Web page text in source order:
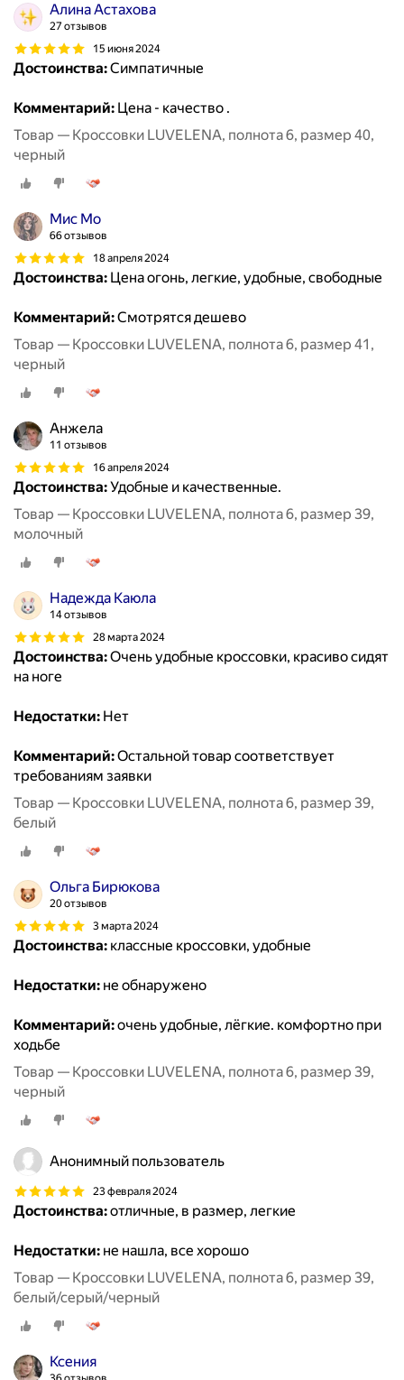
Алина Астахова
27 отзывов
15 июня 2024
Достоинства:Симпатичные
Комментарий: Цена - качество .
Товар — Кроссовки LUVELENA, полнота 6, размер 40,
черный
Мис Мо
66 отзывов
18 апреля 2024
Достоинства: Цена огонь, легкие, удобные, свободные
Комментарий:Смотрятся дешево
Товар — Кроссовки LUVELENA, полнота 6, размер 41,
черный
Анжела
11 отзывов
16 апреля 2024
Достоинства:Удобные и качественные.
Товар — Кроссовки LUVELENA, полнота 6, размер 39,
молочный
Надежда Каюла
14 отзывов
28 марта 2024
Достоинства:Очень удобные кроссовки, красиво сидят
на ноге
Недостатки: Нет
Комментарий:Остальной товар соответствует
требованиям заявки
Товар — Кроссовки LUVELENA, полнота 6, размер 39,
белый
Ольга Бирюкова
20 отзывов
3 марта 2024
Достоинства: классные кроссовки, удобные
Недостатки: не обнаружено
Комментарий:очень удобные, лёгкие. комфортно при
ходьбе
Товар — Кроссовки LUVELENA, полнота 6, размер 39,
черный
Анонимный пользователь
23 февраля 2024
Достоинства:отличные, в размер, легкие
Недостатки: не нашла, все хорошо
Товар — Кроссовки LUVELENA, полнота 6, размер 39,
белый/серый/черный
Ксения